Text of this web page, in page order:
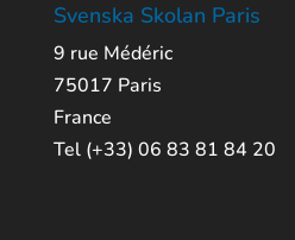
Svenska Skolan Paris
9 rue Médéric
75017 Paris
France
Tel (+33) 06 83 81 84 20